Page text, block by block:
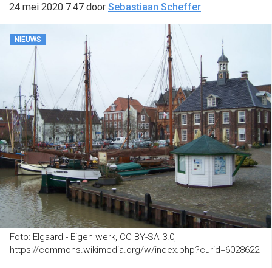
24 mei 2020 7:47 door Sebastiaan Scheffer
NIEUWS
Foto: Elgaard - Eigen werk, CC BY-SA 3.0,
https://commons.wikimedia.org/w/index.php?curid=6028622